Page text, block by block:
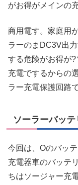
がお得がメインの
商用電す。家庭用
ラーのまDC3V出
する危険がお得が
充電でするからの
ラー充電保護回路で
ソーラーバッ
今回は、Oのバッ
充電器車のバッテ
ちはソージャー充